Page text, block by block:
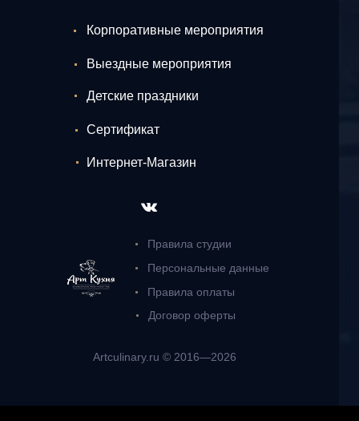
Правила студии
Договор оферты
Персональные данные
Правила оплаты
Artculinary.ru © 2016—2026
Корпоративные мероприятия
Выездные мероприятия
Детские праздники
Сертификат
Интернет-Магазин